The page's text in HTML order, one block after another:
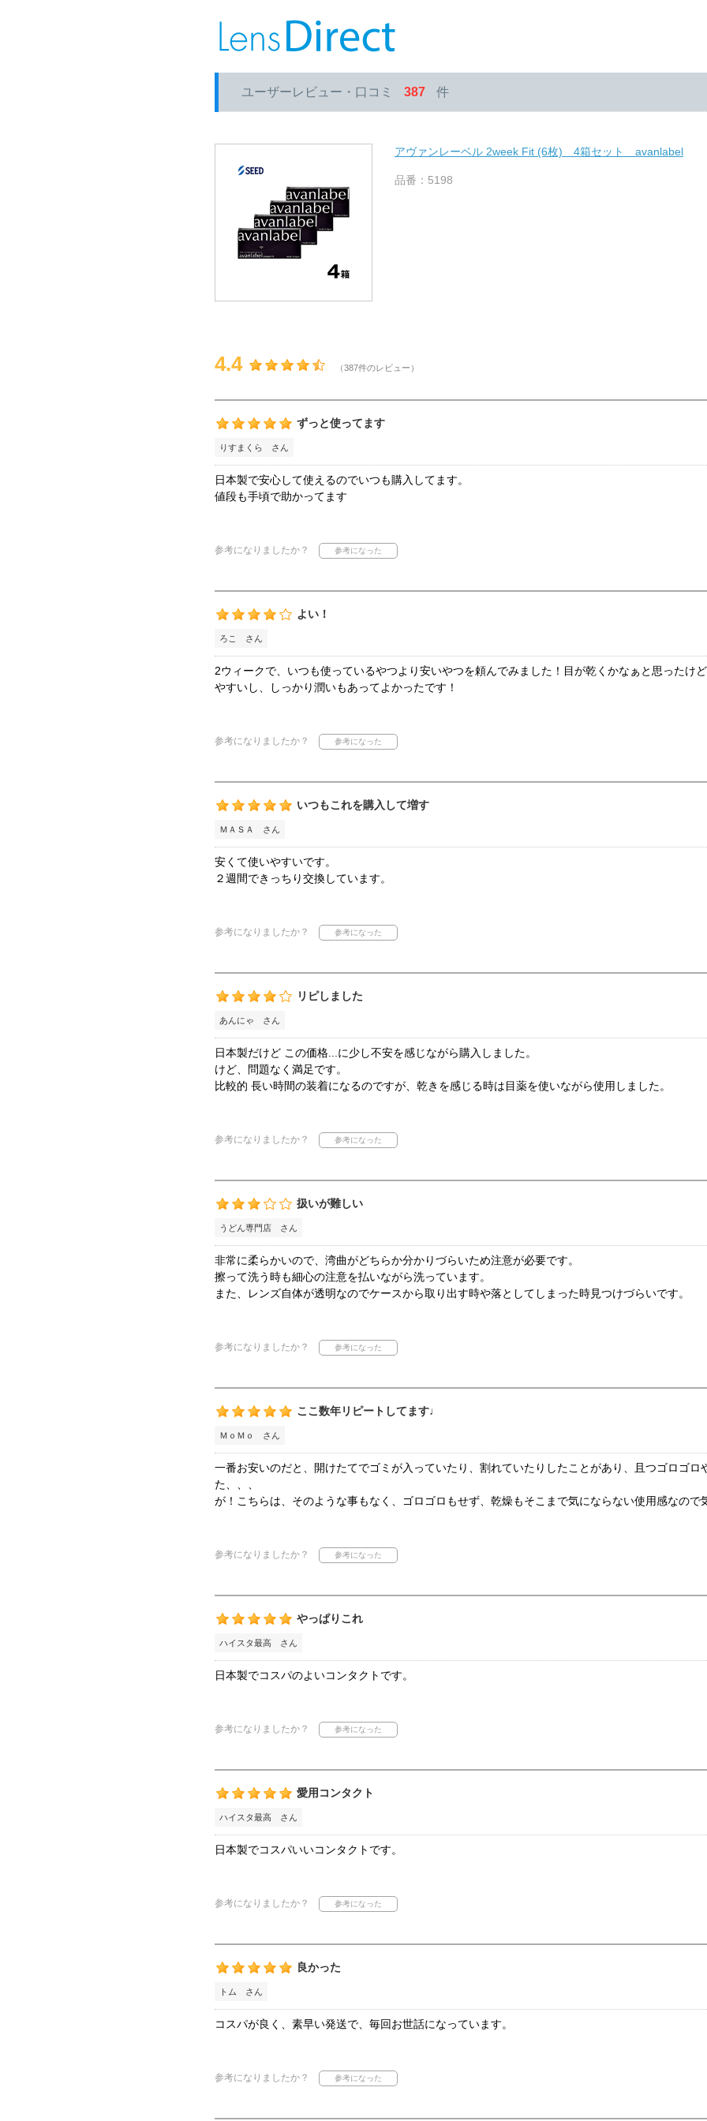
ユーザーレビュー・口コミ 387 件
アヴァンレーベル 2week Fit (6枚) 4箱セット avanlabel
品番：5198
4.4 （387件のレビュー）
ずっと使ってます
りすまくら さん
日本製で安心して使えるのでいつも購入してます。
値段も手頃で助かってます
参考になりましたか？
よい！
ろこ さん
2ウィークで、いつも使っているやつより安いやつを頼んでみました！目が乾くかなぁと思ったけ
やすいし、しっかり潤いもあってよかったです！
参考になりましたか？
いつもこれを購入して増す
ＭＡＳＡ さん
安くて使いやすいです。
２週間できっちり交換しています。
参考になりましたか？
リピしました
あんにゃ さん
日本製だけど この価格...に少し不安を感じながら購入しました。
けど、問題なく満足です。
比較的 長い時間の装着になるのですが、乾きを感じる時は目薬を使いながら使用しました。
参考になりましたか？
扱いが難しい
うどん専門店 さん
非常に柔らかいので、湾曲がどちらか分かりづらいため注意が必要です。
擦って洗う時も細心の注意を払いながら洗っています。
また、レンズ自体が透明なのでケースから取り出す時や落としてしまった時見つけづらいです。
参考になりましたか？
ここ数年リピートしてます♩
ＭｏＭｏ さん
一番お安いのだと、開けたてでゴミが入っていたり、割れていたりしたことがあり、且つゴロゴロ
た、、、
が！こちらは、そのような事もなく、ゴロゴロもせず、乾燥もそこまで気にならない使用感なので
参考になりましたか？
やっぱりこれ
ハイスタ最高 さん
日本製でコスパのよいコンタクトです。
参考になりましたか？
愛用コンタクト
ハイスタ最高 さん
日本製でコスパいいコンタクトです。
参考になりましたか？
良かった
トム さん
コスパが良く、素早い発送で、毎回お世話になっています。
参考になりましたか？